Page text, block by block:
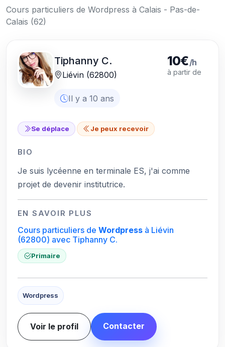
Cours particuliers de Wordpress à Calais - Pas-de-
Calais (62)
Tiphanny C.
Liévin (62800)
Il y a 10 ans
10€/h
à partir de
Se déplace Je peux recevoir
BIO
Je suis lycéenne en terminale ES, j'ai comme
projet de devenir institutrice.
EN SAVOIR PLUS
Cours particuliers de Wordpressà Liévin
(62800) avec Tiphanny C.
Primaire
Wordpress
Voir le profil Contacter